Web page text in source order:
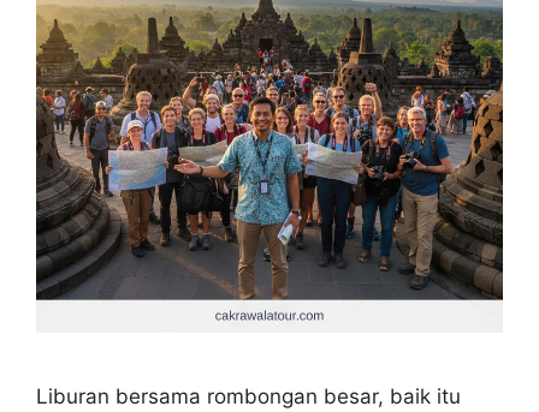
Liburan bersama rombongan besar, baik itu